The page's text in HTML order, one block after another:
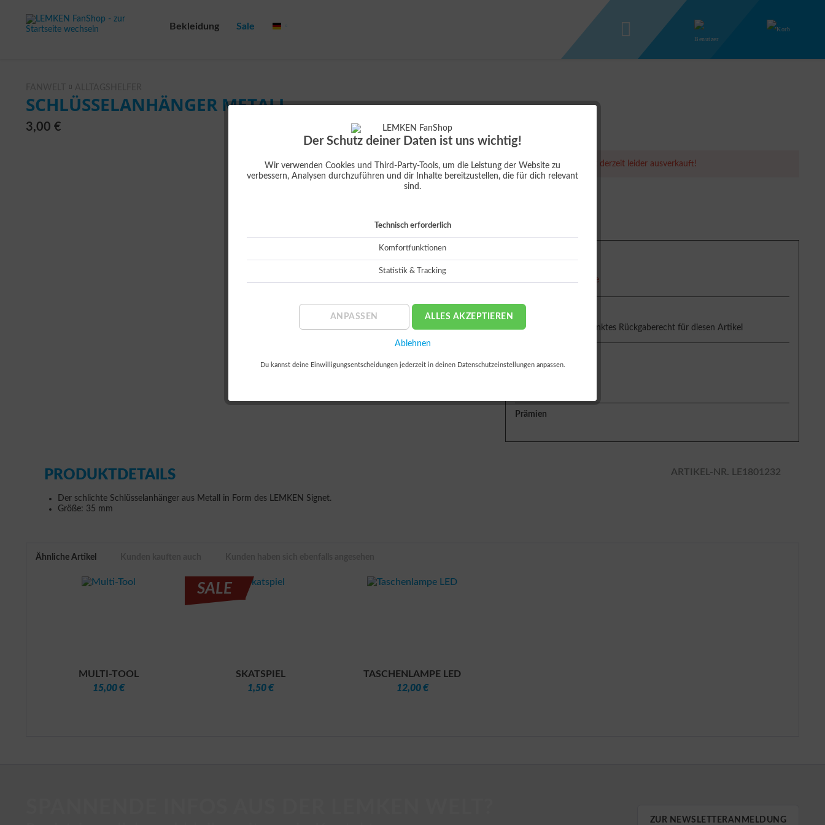
Bekleidung Sale
Der Schutz deiner Daten ist uns wichtig!
Wir verwenden Cookies und Third-Party-Tools, um die Leistung der Website zu
verbessern, Analysen durchzuführen und dir Inhalte bereitzustellen, die für dich relevant
sind.
Technisch erforderlich
Komfortfunktionen
Statistik & Tracking
ANPASSEN ALLES AKZEPTIEREN
Ablehnen
Du kannst deine Einwilligungsentscheidungen jederzeit in deinen Datenschutzeinstellungen anpassen.
SCHLÜSSELANHÄNGER METALL
3,00 €
Dieser Artikel ist derzeit leider ausverkauft!
Lieferung
Lieferzeit ca. 5 Tage
Retoure
14 Tage uneingeschränktes Rückgaberecht für diesen Artikel
Prämien
PRODUKTDETAILS ARTIKEL-NR. LE1801232
Der schlichte Schlüsselanhänger aus Metall in Form des LEMKEN Signet.
Größe: 35 mm
Ähnliche Artikel
MULTI-TOOL
15,00 €
SALE
SKATSPIEL
1,50 €
TASCHENLAMPE LED
12,00 €
ZUR NEWSLETTERANMELDUNG